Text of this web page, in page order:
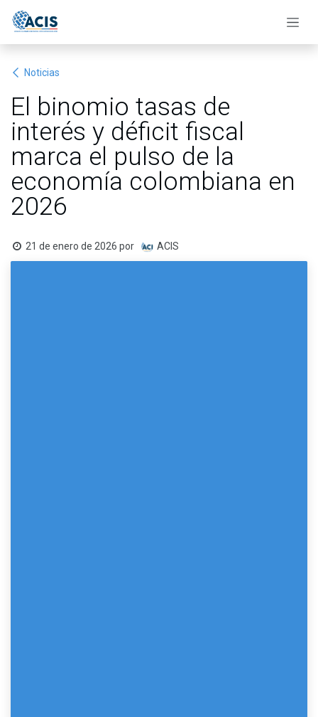
Noticias
El binomio tasas de
interés y déficit fiscal
marca el pulso de la
economía colombiana en
2026
21 de enero de 2026 por ACIS